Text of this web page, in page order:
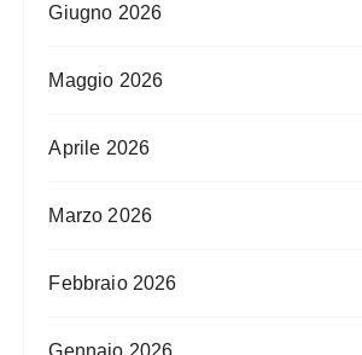
Giugno 2026
Maggio 2026
Aprile 2026
Marzo 2026
Febbraio 2026
Gennaio 2026